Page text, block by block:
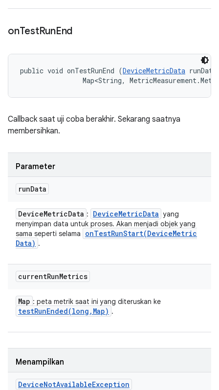
onTestRunEnd
public void onTestRunEnd (DeviceMetricData
Map<String,
Callback saat uji coba berakhir. Sekarang saatnya
membersihkan.
Parameter
runData
DeviceMetricData : DeviceMetricData yang
menyimpan data untuk proses. Akan menjadi objek yang
sama seperti selama
onTestRunStart(DeviceMetric
Data) .
currentRunMetrics
Map : peta metrik saat ini yang diteruskan ke
testRunEnded(long , Map) .
Menampilkan
DeviceNotAvailableException